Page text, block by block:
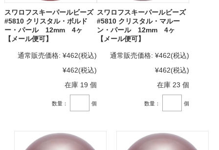
スワロフスキーパールビーズ
#5810 クリスタル・ボルド
ー・パール 12mm 4ヶ
【メール便可】
通常販売価格: ¥462(税込)
¥462(税込)
在庫 19 個
数量： 個
スワロフスキーパールビーズ
#5810 クリスタル・マルー
ン・パール 12mm 4ヶ
【メール便可】
通常販売価格: ¥462(税込)
¥462(税込)
在庫 23 個
数量： 個